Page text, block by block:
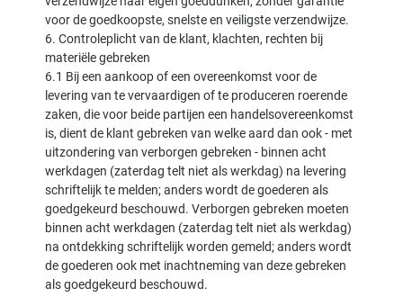
voor de goedkoopste, snelste en veiligste verzendwijze.
6. Controleplicht van de klant, klachten, rechten bij
materiële gebreken
6.1 Bij een aankoop of een overeenkomst voor de
levering van te vervaardigen of te produceren roerende
zaken, die voor beide partijen een handelsovereenkomst
is, dient de klant gebreken van welke aard dan ook - met
uitzondering van verborgen gebreken - binnen acht
werkdagen (zaterdag telt niet als werkdag) na levering
schriftelijk te melden; anders wordt de goederen als
goedgekeurd beschouwd. Verborgen gebreken moeten
binnen acht werkdagen (zaterdag telt niet als werkdag)
na ontdekking schriftelijk worden gemeld; anders wordt
de goederen ook met inachtneming van deze gebreken
als goedgekeurd beschouwd.